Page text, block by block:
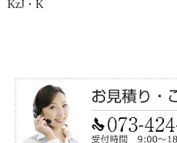
KzJ・K